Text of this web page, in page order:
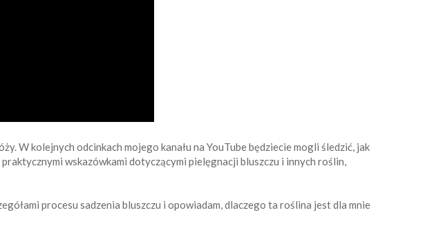
W kolejnych odcinkach mojego kanału na YouTube będziecie mogli śledzić, jak
wskazówkami dotyczącymi pielęgnacji bluszczu i innych roślin,
procesu sadzenia bluszczu i opowiadam, dlaczego ta roślina jest dla mnie